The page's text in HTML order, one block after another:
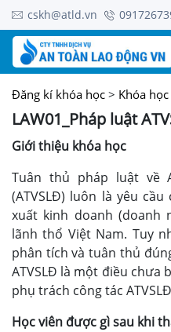
cskh@atld.vn
Đăng kí khóa học > Khóa
LAW01_Pháp luật
Giới thiệu khóa học
Tuân thủ pháp luật về
(ATVSLĐ) luôn là yêu
xuất kinh doanh (doanh
lãnh thổ Việt Nam. Tuy
phân tích và tuân thủ
ATVSLĐ là một điều chưa
phụ trách công tác
Học viên được gì sau khi